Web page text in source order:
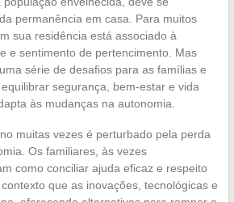
permanência em casa. Para muitos
sua residência está associado à
e sentimento de pertencimento. Mas
série de desafios para as famílias e
segurança, bem-estar e vida
às mudanças na autonomia.
muitas vezes é perturbado pela perda
Os familiares, às vezes
como conciliar ajuda eficaz e respeito
que as inovações, tecnológicas e